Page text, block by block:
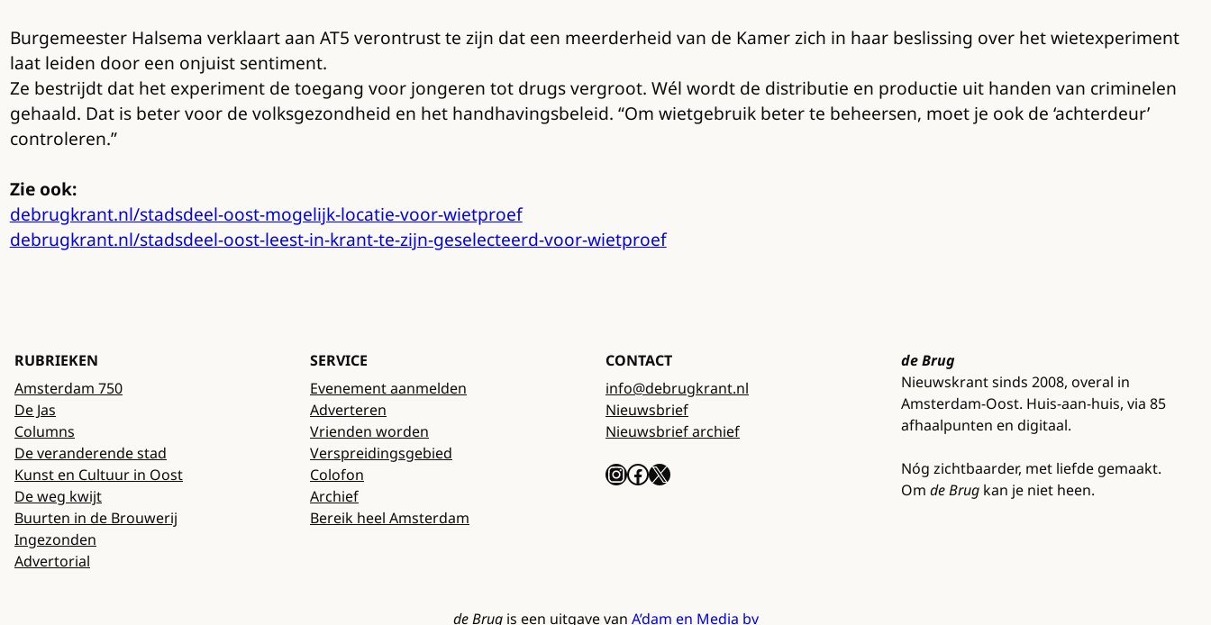
Burgemeester Halsema verklaart aan AT5 verontrust te zijn dat een meerderheid van de Kamer zich in haar beslissing over het wietexperiment
laat leiden door een onjuist sentiment.
Ze bestrijdt dat het experiment de toegang voor jongeren tot drugs vergroot. Wél wordt de distributie en productie uit handen van criminelen
gehaald. Dat is beter voor de volksgezondheid en het handhavingsbeleid. “Om wietgebruik beter te beheersen, moet je ook de ‘achterdeur’
controleren.”
Zie ook:
debrugkrant.nl/stadsdeel-oost-mogelijk-locatie-voor-wietproef
debrugkrant.nl/stadsdeel-oost-leest-in-krant-te-zijn-geselecteerd-voor-wietproef
RUBRIEKEN
Amsterdam 750
De Jas
Columns
De veranderende stad
Kunst en Cultuur in Oost
De weg kwijt
Buurten in de Brouwerij
Ingezonden
Advertorial
SERVICE
Evenement aanmelden
Adverteren
Vrienden worden
Verspreidingsgebied
Colofon
Archief
Bereik heel Amsterdam
CONTACT
info@debrugkrant.nl
Nieuwsbrief
Nieuwsbrief archief
InstagramFacebook X
de Brug
Nieuwskrant sinds 2008, overal in
Amsterdam-Oost. Huis-aan-huis, via 85
afhaalpunten en digitaal.
Nóg zichtbaarder, met liefde gemaakt.
Om de Brug kan je niet heen.
de Brug is een uitgave van A’dam en Media bv